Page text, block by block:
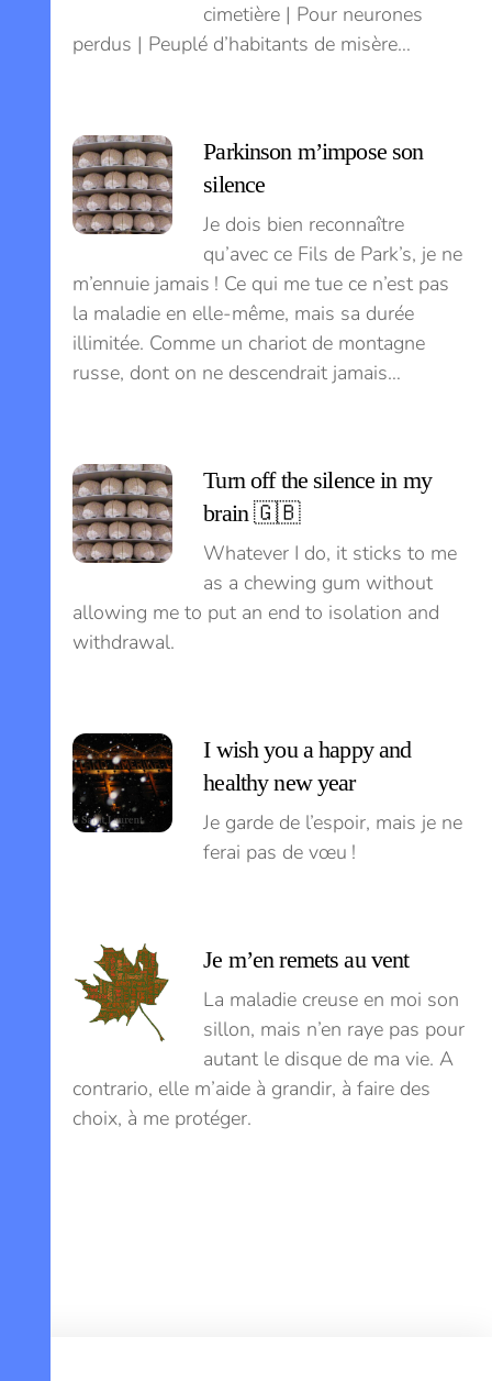
cimetière | Pour neurones
perdus | Peuplé d’habitants de misère…
Parkinson m’impose son
silence
Je dois bien reconnaître
qu’avec ce Fils de Park’s, je ne
m’ennuie jamais ! Ce qui me tue ce n’est pas
la maladie en elle-même, mais sa durée
illimitée. Comme un chariot de montagne
russe, dont on ne descendrait jamais…
Turn off the silence in my
brain 🇬🇧
Whatever I do, it sticks to me
as a chewing gum without
allowing me to put an end to isolation and
withdrawal.
I wish you a happy and
healthy new year
Je garde de l’espoir, mais je ne
ferai pas de vœu !
Je m’en remets au vent
La maladie creuse en moi son
sillon, mais n’en raye pas pour
autant le disque de ma vie. A
contrario, elle m’aide à grandir, à faire des
choix, à me protéger.